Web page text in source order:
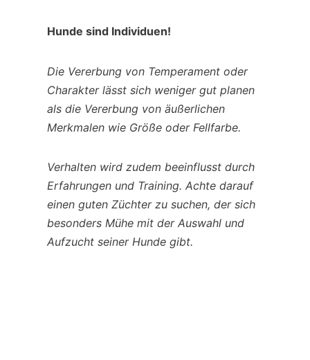
Hunde sind Individuen!
Die Vererbung von Temperament oder
Charakter lässt sich weniger gut planen
als die Vererbung von äußerlichen
Merkmalen wie Größe oder Fellfarbe.
Verhalten wird zudem beeinflusst durch
Erfahrungen und Training. Achte darauf
einen guten Züchter zu suchen, der sich
besonders Mühe mit der Auswahl und
Aufzucht seiner Hunde gibt.